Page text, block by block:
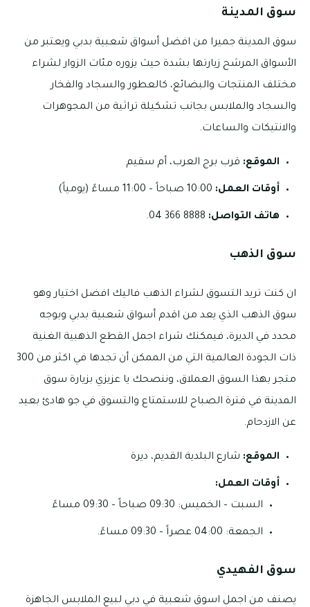
سوق المدينة
سوق المدينة جميرا من افضل أسواق شعبية بدبي ويعتبر من
الأسواق المرشح زيارتها بشدة حيث يزوره مئات الزوار لشراء
مختلف المنتجات والبضائع، كالعطور والسجاد والفخار
والسجاد والملابس بجانب تشكيلة تراثية من المجوهرات
والانتيكات والساعات.
الموقع: قرب برج العرب، أم سقيم
أوقات العمل:
هاتف التواصل: 8888 366 04.
سوق الذهب
ان كنت تريد التسوق لشراء الذهب فاليك افضل اختيار وهو
سوق الذهب الذي يعد من اقدم أسواق شعبية بدبي وبوجه
محدد في الديرة، فيمكنك شراء اجمل القطع الذهبية الغنية
ذات الجودة العالمية التي من الممكن أن تجدها في اكثر من 300
متجر بهذا السوق العملاق، وننصحك يا عزيزي بزيارة سوق
المدينة في فترة الصباح للاستمتاع والتسوق في جو هادئ بعيد
عن الازدحام.
الموقع: شارع البلدية القديم، ديرة
أوقات العمل:
السبت – الخميس: 09:30 صباحاً – 09:30 مساءً
الجمعة: 04:00 عصراً – 09:30 مساءً.
سوق الفهيدي
يصنف من اجمل اسوق شعبية في دبي لبيع الملابس الجاهزة